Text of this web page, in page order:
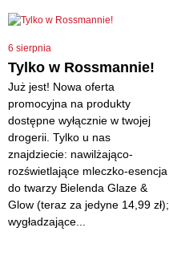
6 sierpnia
Tylko w Rossmannie!
Już jest! Nowa oferta
promocyjna na produkty
dostępne wyłącznie w twojej
drogerii. Tylko u nas
znajdziecie: nawilżająco-
rozświetlające mleczko-esencja
do twarzy Bielenda Glaze &
Glow (teraz za jedyne 14,99 zł);
wygładzające...